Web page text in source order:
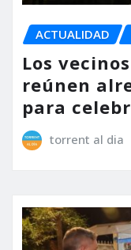
ACTUALIDAD
Los
reúnen
para
torrent al dia